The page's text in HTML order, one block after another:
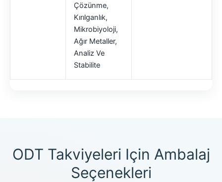
Çözünme,
Kırılganlık,
Mikrobiyoloji,
Ağır Metaller,
Analiz Ve
Stabilite
ODT Takviyeleri Için Ambalaj
Seçenekleri